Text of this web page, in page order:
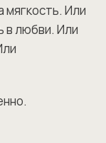
Или
в любви. Или